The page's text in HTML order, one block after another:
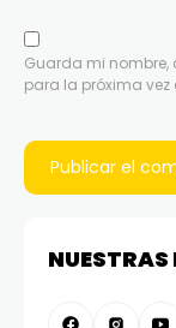
Guarda mi nombre,
para la próxima vez
NUESTRAS